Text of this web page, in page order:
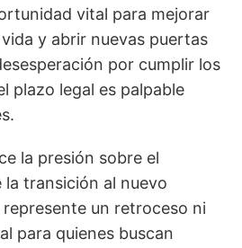
vital para mejorar
y abrir nuevas puertas
por cumplir los
plazo legal es palpable
la presión sobre el
la transición al nuevo
un retroceso ni
para quienes buscan